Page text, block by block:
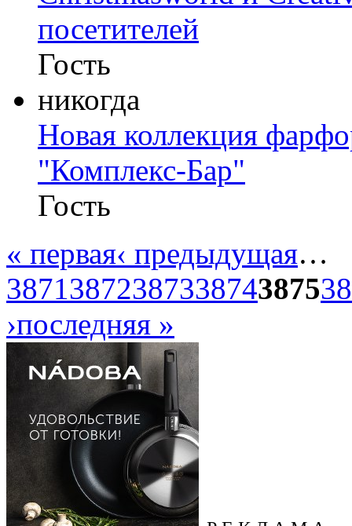
посетителей
Гость
никогда
Новая коллекция
"Комплекс-Бар"
Гость
« первая‹ предыдущая…
38713872387338743875
›последняя »